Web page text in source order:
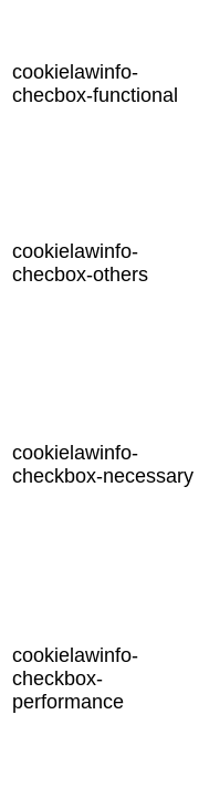
cookielawinfo-
checbox-functional
cookielawinfo-
checbox-others
cookielawinfo-
checkbox-necessary
cookielawinfo-
checkbox-
performance